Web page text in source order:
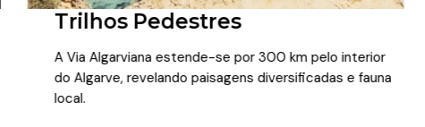
Trilhos Pedestres
A Via Algarviana estende-se por 300 km pelo interior
do Algarve, revelando paisagens diversificadas e fauna
local.